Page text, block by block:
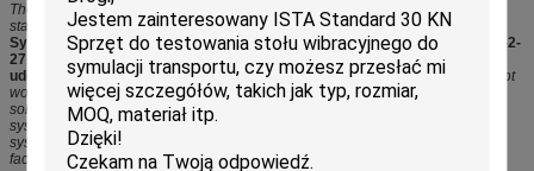
The system conforms to MIL-STD-810, GJB-150-18-86 and IEC68-2-27
standards, and has accurate and prompt shock wave capture capability.
System jest zgodny ze standardami MIL-STD-810, GJB-150-18-86 i IEC68-2-
27 oraz ma możliwość dokładnego i szybkiego przechwytywania fali
uderzeniowej. The max. Maks. sampling rate is 1MHz, therefore, you need not
worry about omission of minor shock events.The system is also an integrated
solution, you need not be busy with waveform viewing and recording, as the
system can capture shock event and generate report, more importantly, the
system can provide you with shock response spectrum analysis (SRS) to
facilitate effective assessment of potential damage from shock pulse to the